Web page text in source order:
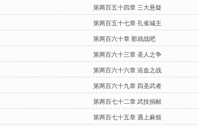
第两百五十四章 三大悬疑
第两百五十七章 孔雀城主
第两百六十章 那就战吧
第两百六十三章 圣人之争
第两百六十六章 浴血之战
第两百六十九章 四圣武者
第两百七十二章 武技捐献
第两百七十五章 遇上麻烦